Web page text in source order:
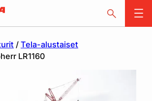
/ Tela-alustaiset
LR1160